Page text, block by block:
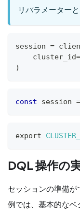
リパラメーター
session =
    cluster_id
=
)
const session =
export
DQL 操作の
セッションの準備
例では、基本的なベ